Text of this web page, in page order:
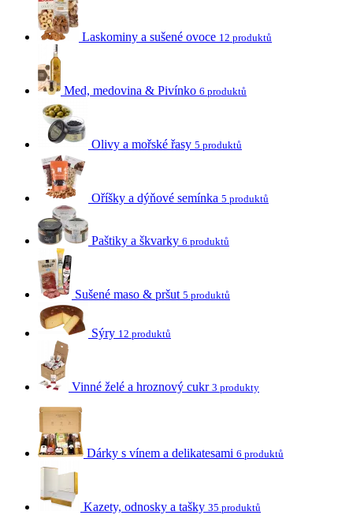
Laskominy a sušené ovoce 12 produktů
Med, medovina & Pivínko 6 produktů
Olivy a mořské řasy 5 produktů
Oříšky a dýňové semínka 5 produktů
Paštiky a škvarky 6 produktů
Sušené maso & pršut 5 produktů
Sýry 12 produktů
Vinné želé a hroznový cukr 3 produkty
Dárky s vínem a delikatesami 6 produktů
Kazety, odnosky a tašky 35 produktů